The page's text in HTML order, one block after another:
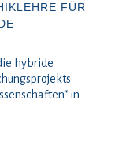
FÜR
hybride
in